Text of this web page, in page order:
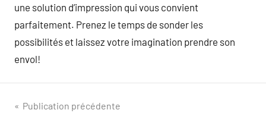
une solution d’impression qui vous convient
parfaitement. Prenez le temps de sonder les
possibilités et laissez votre imagination prendre son
envol!
Navigation
Publication précédente